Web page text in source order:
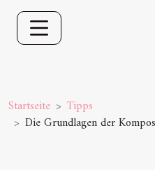
Startseite
Tipps
Die Grundlagen der